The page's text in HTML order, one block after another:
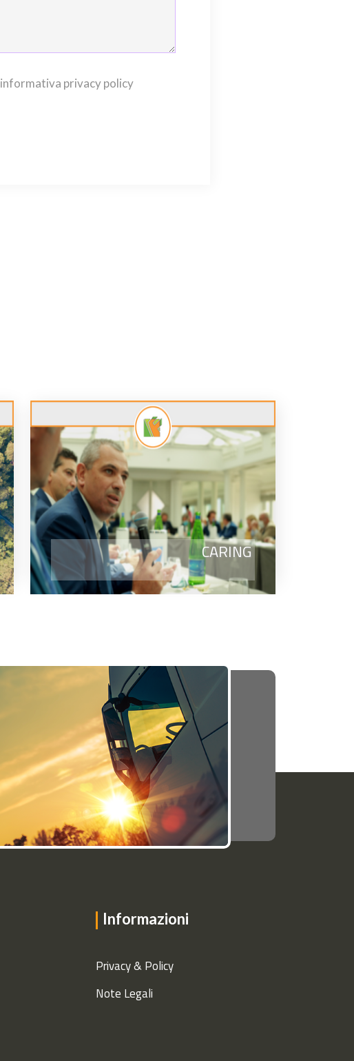
informativa privacy policy
CARING
Informazioni
Privacy & Policy
Note Legali